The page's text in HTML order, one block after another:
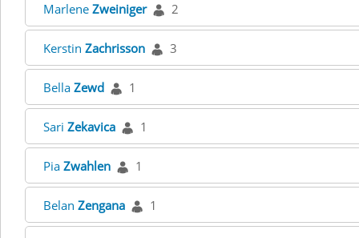
Marlene Zweiniger 2
Kerstin Zachrisson 3
Bella Zewd 1
Sari Zekavica 1
Pia Zwahlen 1
Belan Zengana 1